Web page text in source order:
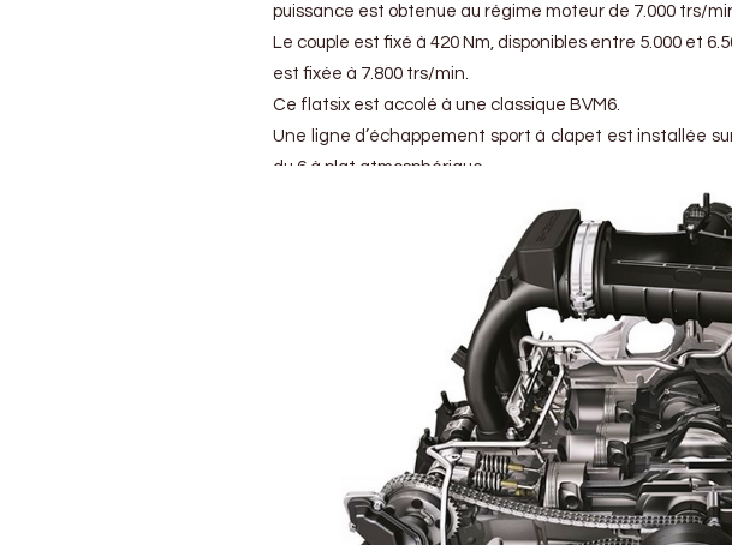
puissance est obtenue au régime moteur de 7.000 trs/
Le couple est fixé à 420 Nm, disponibles entre 5.000 et
est fixée à 7.800 trs/min.
Ce flatsix est accolé à une classique BVM6.
Une ligne d’échappement sport à clapet est installée
du 6 à plat atmosphérique.